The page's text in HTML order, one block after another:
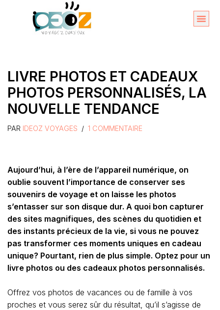
LIVRE PHOTOS ET CADEAUX
PHOTOS PERSONNALISÉS, LA
NOUVELLE TENDANCE
PAR IDEOZ VOYAGES 1 COMMENTAIRE
Aujourd’hui, à l’ère de l’appareil numérique, on
oublie souvent l’importance de conserver ses
souvenirs de voyage et on laisse les photos
s’entasser sur son disque dur. A quoi bon capturer
des sites magnifiques, des scènes du quotidien et
des instants précieux de la vie, si vous ne pouvez
pas transformer ces moments uniques en cadeau
unique? Pourtant, rien de plus simple. Optez pour un
livre photos ou des cadeaux photos personnalisés.
Offrez vos photos de vacances ou de famille à vos
proches et vous serez sûr du résultat, qu’il s’agisse de